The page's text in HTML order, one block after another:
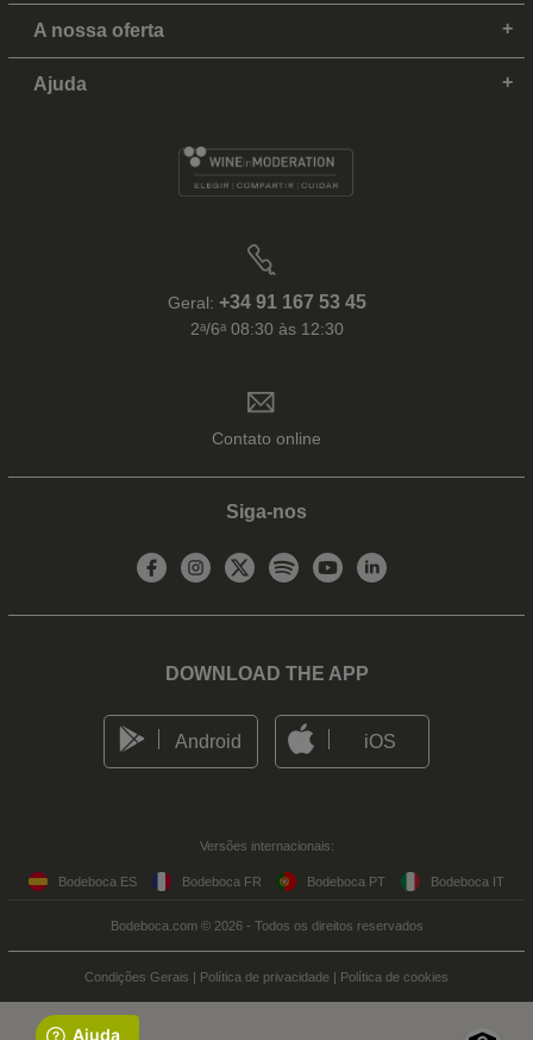
A nossa oferta
Ajuda
Geral: +34 91 167 53 45
2ᵃ/6ᵃ 08:30 às 12:30
Contato online
Siga-nos
DOWNLOAD THE APP
Android iOS
Versões internacionais:
Bodeboca ES Bodeboca FR Bodeboca PT Bodeboca IT
Bodeboca.com © 2026 - Todos os direitos reservados
Condições Gerais | Política de privacidade | Política de cookies